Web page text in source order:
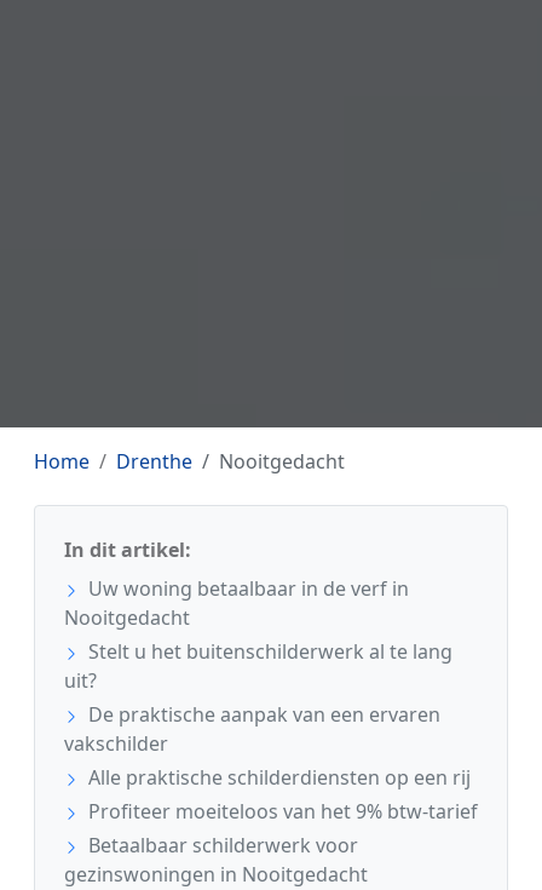
Home Drenthe Nooitgedacht
In dit artikel:
Uw woning betaalbaar in de verf in
Nooitgedacht
Stelt u het buitenschilderwerk al te lang
uit?
De praktische aanpak van een ervaren
vakschilder
Alle praktische schilderdiensten op een rij
Profiteer moeiteloos van het 9% btw-tarief
Betaalbaar schilderwerk voor
gezinswoningen in Nooitgedacht